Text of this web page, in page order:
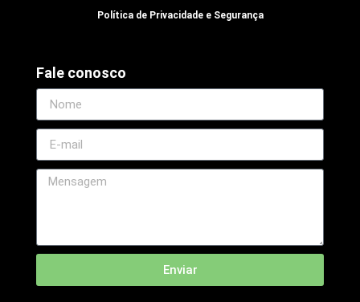
Política de Privacidade e Segurança
Fale conosco
Enviar